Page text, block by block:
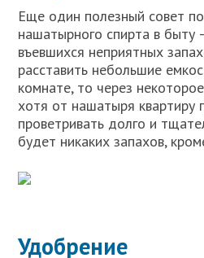
Еще один полезный совет
нашатырного спирта в быту
въевшихся неприятных
расставить небольшие
комнате, то через
хотя от нашатыря квартиру
проветривать долго и
будет никаких запахов,
Удобрение